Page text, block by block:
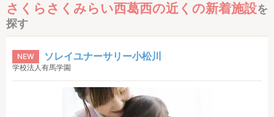
さくらさくみらい西葛西の近くの新着施設を
探す
NEW ソレイユナーサリー小松川
学校法人有馬学園